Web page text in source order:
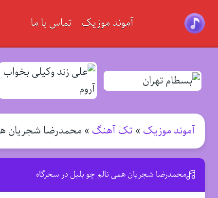
آموند موزیک تماس با ما
آموند موزیک » تک آهنگ » محمدرضا شجریان
محمدرضا شجریان همی نالم چو بلبل در سحرگاه